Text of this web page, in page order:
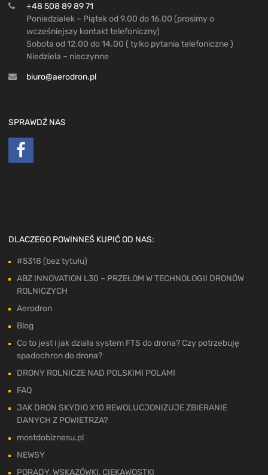
+48 508 89 89 71
Poniedziałek – Piątek od 9.00 do 16.00 (prosimy o
wcześniejszy kontakt telefoniczny)
Sobota od 12.00 do 14.00 ( tylko pytania telefoniczne )
Niedziela – nieczynne
biuro@aerodron.pl
SPRAWDŹ NAS
DLACZEGO POWINNEŚ KUPIĆ OD NAS:
#5318 (bez tytułu)
ABZ INNOVATION L30 – PRZEŁOM W TECHNOLOGII DRONÓW
ROLNICZYCH
Aerodron
Blog
Co to jest i jak działa system FTS do drona? Czy potrzebuję
spadochron do drona?
DRONY ROLNICZE NAD POLSKIMI POLAMI
FAQ
JAK DRON SKYDIO X10 REWOLUCJONIZUJE ZBIERANIE
DANYCH Z POWIETRZA?
mostdobiznesu.pl
NEWSY
PORADY, WSKAZÓWKI, CIEKAWOSTKI